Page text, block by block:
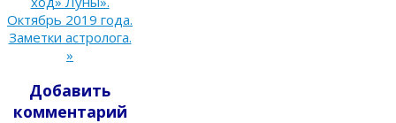
Октябрь 2019 года.
Заметки астролога.
»
Добавить
комментарий